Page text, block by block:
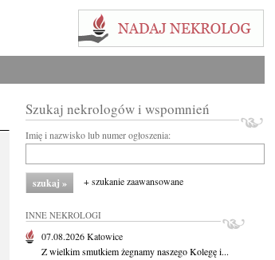
Szukaj nekrologów i wspomnień
Imię i nazwisko lub numer ogłoszenia:
+ szukanie zaawansowane
INNE NEKROLOGI
07.08.2026Katowice
Z wielkim smutkiem żegnamy naszego Kolegę i...